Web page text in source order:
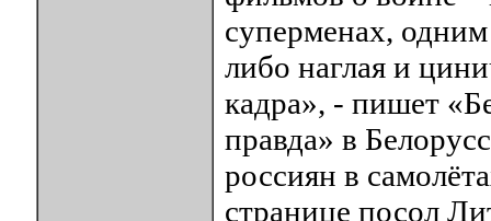
суперменах,
либо наглая и
кадра», - пишет
правда» в
россиян в
странице посол